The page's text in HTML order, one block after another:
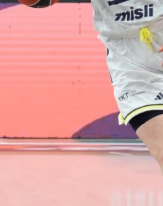
Edulliset liput
Susijengin ja
Susiladiesin
elokuun
kotimaaottelu
ihin nyt
myynnissä